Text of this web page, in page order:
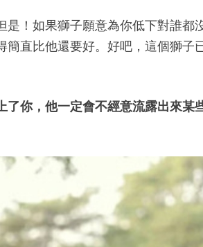
是！如果獅子願意為你低下對誰都
直比他還要好。好吧，這個獅子
了你，他一定會不經意流露出來某